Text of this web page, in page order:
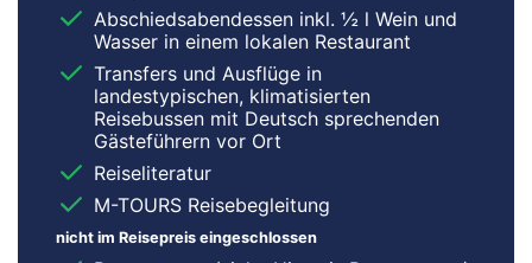
Abschiedsabendessen inkl. ½ l Wein und
Wasser in einem lokalen Restaurant
Transfers und Ausflüge in
landestypischen, klimatisierten
Reisebussen mit Deutsch sprechenden
Gästeführern vor Ort
Reiseliteratur
M-TOURS Reisebegleitung
nicht im Reisepreis eingeschlossen